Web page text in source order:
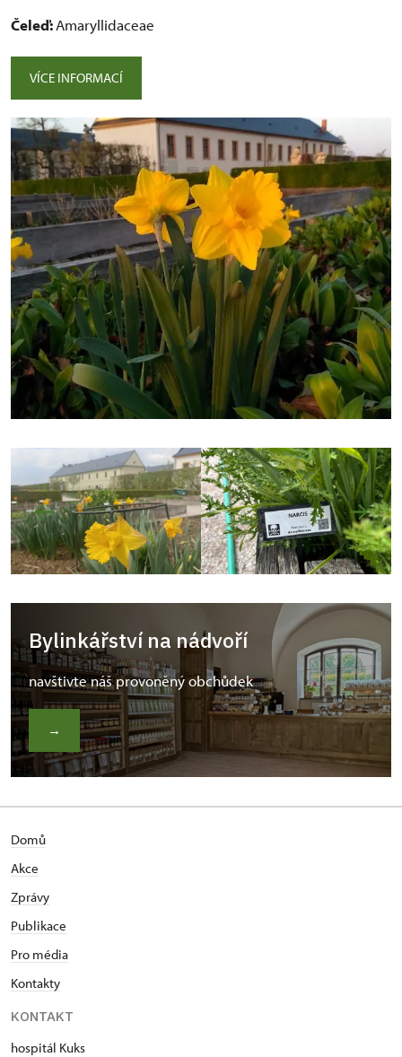
Čeleď:Amaryllidaceae
VÍCE INFORMACÍ
Bylinkářství na nádvoří
navštivte náš provoněný obchůdek
→
Domů
Akce
Zprávy
Publikace
Pro média
Kontakty
KONTAKT
hospitál Kuks